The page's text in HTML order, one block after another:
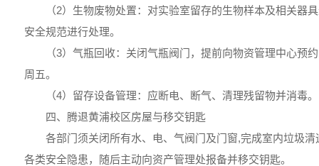
（2）生物废物处置：对实验室留存的生物样本及相关器
安全规范进行处理。
（3）气瓶回收：关闭气瓶阀门，提前向物资管理中心预
周五。
（4）留存设备管理：应断电、断气、清理残留物并消毒。
四、腾退黄浦校区房屋与移交钥匙
各部门须关闭所有水、电、气阀门及门窗,完成室内垃圾
各类安全隐患，随后主动向资产管理处报备并移交钥匙。